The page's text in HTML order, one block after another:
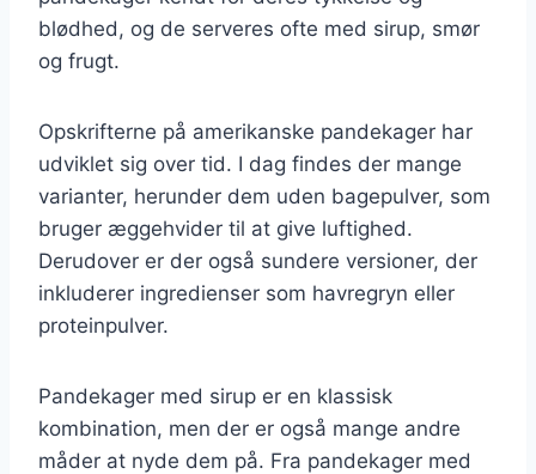
blødhed, og de serveres ofte med sirup, smør
og frugt.
Opskrifterne på amerikanske pandekager har
udviklet sig over tid. I dag findes der mange
varianter, herunder dem uden bagepulver, som
bruger æggehvider til at give luftighed.
Derudover er der også sundere versioner, der
inkluderer ingredienser som havregryn eller
proteinpulver.
Pandekager med sirup er en klassisk
kombination, men der er også mange andre
måder at nyde dem på. Fra pandekager med